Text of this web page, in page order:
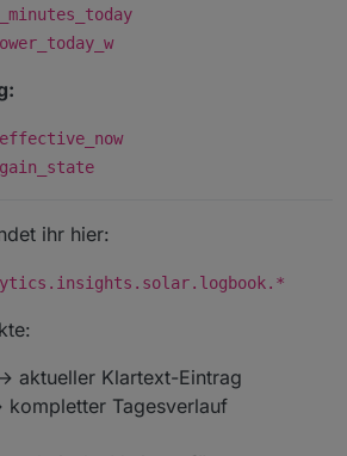
ihr hier:
aktueller Klartext-Eintrag
kompletter Tagesverlauf